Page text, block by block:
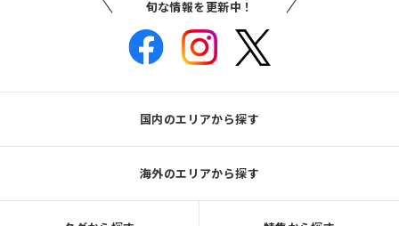
旬な情報を更新中！
国内のエリアから探す
海外のエリアから探す